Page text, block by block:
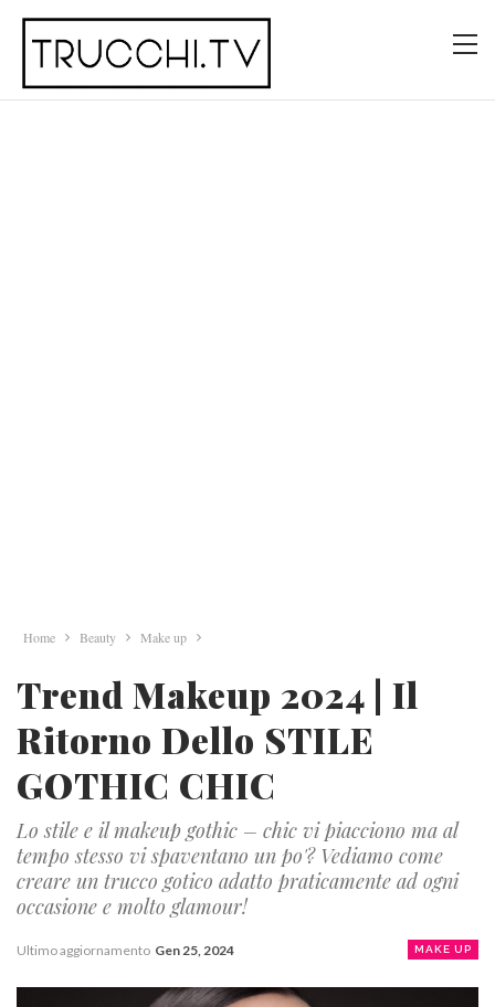
Home Beauty Make up
Trend Makeup 2024 | Il
Ritorno Dello STILE
GOTHIC CHIC
Lo stile e il makeup gothic – chic vi piacciono ma al
tempo stesso vi spaventano un po'? Vediamo come
creare un trucco gotico adatto praticamente ad ogni
occasione e molto glamour!
MAKE UP
Ultimo aggiornamento Gen 25, 2024